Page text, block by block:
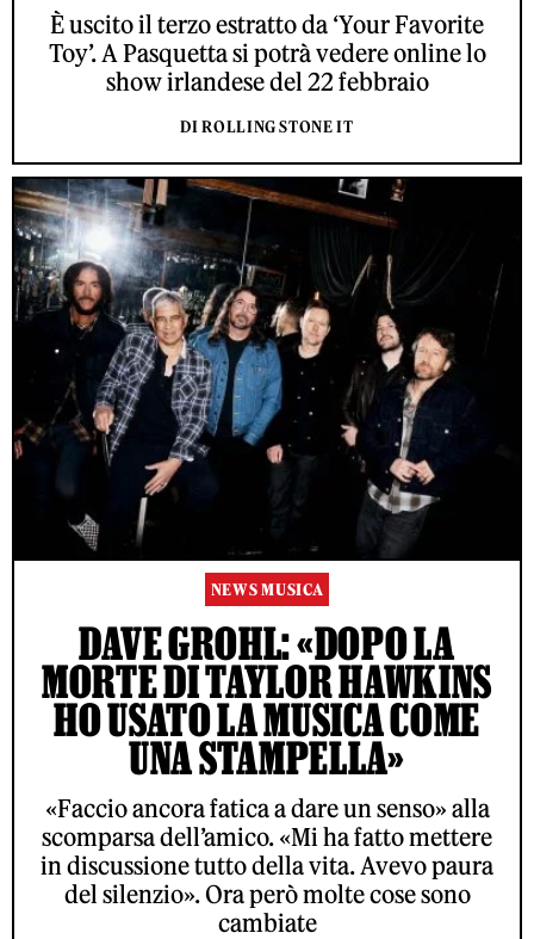
È uscito il terzo estratto da ‘Your Favorite
Toy’. A Pasquetta si potrà vedere online lo
show irlandese del 22 febbraio
DI ROLLING STONE IT
NEWS MUSICA
DAVE GROHL: «DOPO LA
MORTE DI TAYLOR HAWKINS
HO USATO LA MUSICA COME
UNA STAMPELLA»
«Faccio ancora fatica a dare un senso» alla
scomparsa dell’amico. «Mi ha fatto mettere
in discussione tutto della vita. Avevo paura
del silenzio». Ora però molte cose sono
cambiate